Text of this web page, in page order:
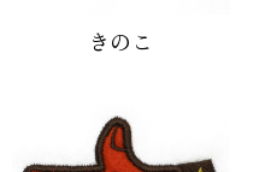
きのこ